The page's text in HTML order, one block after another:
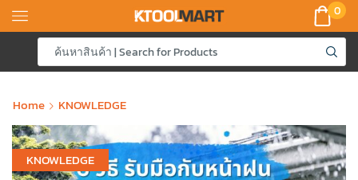
0
Home KNOWLEDGE
KNOWLEDGE